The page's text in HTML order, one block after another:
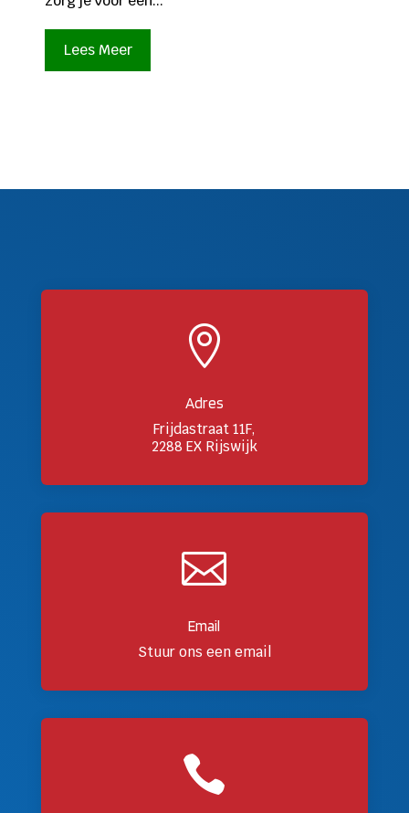
Lees Meer

Adres
Frijdastraat 11F,
2288 EX Rijswijk

Email
Stuur ons een email
